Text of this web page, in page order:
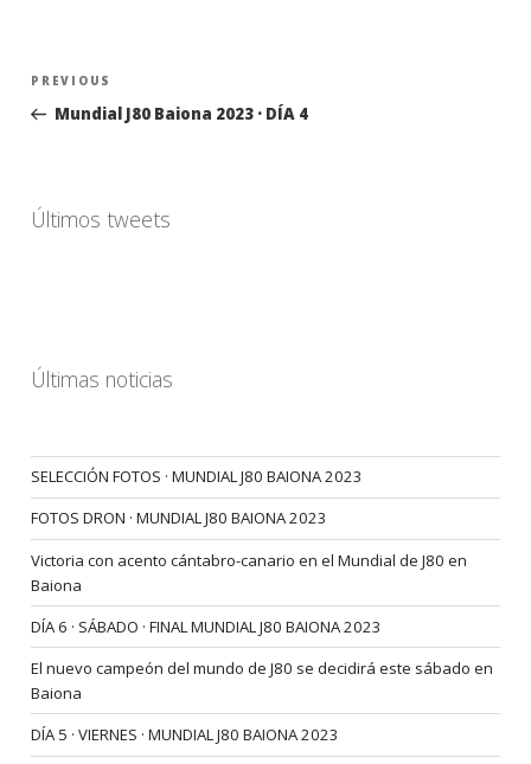
Navegación
entradas
Previous
Post
PREVIOUS
Mundial J80 Baiona 2023 · DÍA 4
Últimos tweets
Últimas noticias
SELECCIÓN FOTOS · MUNDIAL J80 BAIONA 2023
FOTOS DRON · MUNDIAL J80 BAIONA 2023
Victoria con acento cántabro-canario en el Mundial de J80 en
Baiona
DÍA 6 · SÁBADO · FINAL MUNDIAL J80 BAIONA 2023
El nuevo campeón del mundo de J80 se decidirá este sábado en
Baiona
DÍA 5 · VIERNES · MUNDIAL J80 BAIONA 2023